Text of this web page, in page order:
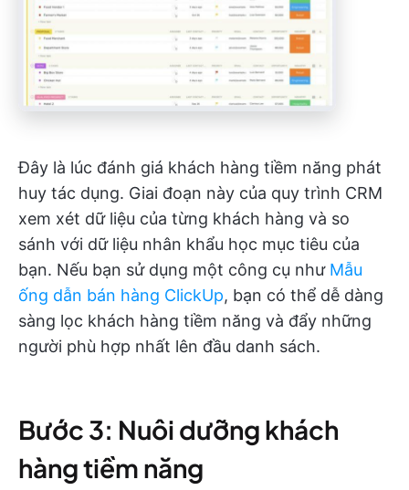
Đây là lúc đánh giá khách hàng tiềm năng phát
huy tác dụng. Giai đoạn này của quy trình CRM
xem xét dữ liệu của từng khách hàng và so
sánh với dữ liệu nhân khẩu học mục tiêu của
bạn. Nếu bạn sử dụng một công cụ như Mẫu
ống dẫn bán hàng ClickUp, bạn có thể dễ dàng
sàng lọc khách hàng tiềm năng và đẩy những
người phù hợp nhất lên đầu danh sách.
Bước 3: Nuôi dưỡng khách
hàng tiềm năng